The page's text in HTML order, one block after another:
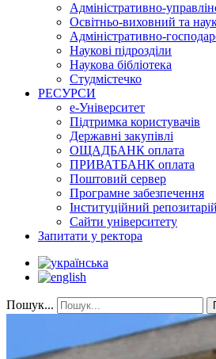
Адміністративно-
Освітньо-виховний та
Адміністративно-
Наукові підрозділи
Наукова бібліотека
Студмістечко
РЕСУРСИ
е-Університет
Підтримка користувачів
Державні закупівлі
ОЩАДБАНК оплата
ПРИВАТБАНК оплата
Поштовий сервер
Програмне забезпечення
Інституційний репозитарій
Сайти університету
Запитати у ректора
Пошук...